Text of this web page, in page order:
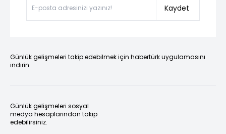
Kaydet
Günlük gelişmeleri takip edebilmek için habertürk uygulamasını
indirin
Günlük gelişmeleri sosyal
medya hesaplarından takip
edebilirsiniz.